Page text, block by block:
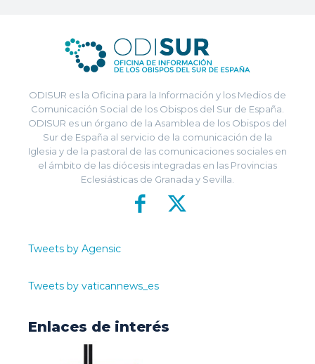
ODISUR es la Oficina para la Información y los Medios de
Comunicación Social de los Obispos del Sur de España.
ODISUR es un órgano de la Asamblea de los Obispos del
Sur de España al servicio de la comunicación de la
Iglesia y de la pastoral de las comunicaciones sociales en
el ámbito de las diócesis integradas en las Provincias
Eclesiásticas de Granada y Sevilla.
Tweets by Agensic
Tweets by vaticannews_es
Enlaces de interés